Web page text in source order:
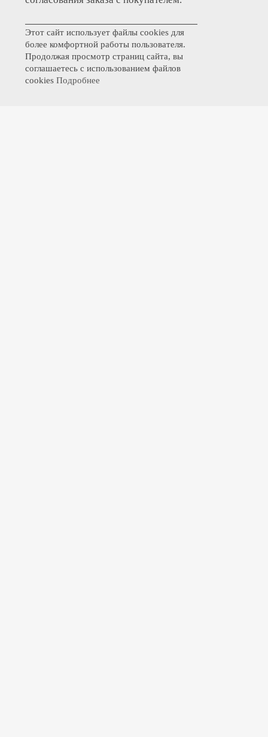
Этот сайт использует файлы cookies для
более комфортной работы пользователя.
Продолжая просмотр страниц сайта, вы
соглашаетесь с использованием файлов
cookies Подробнее